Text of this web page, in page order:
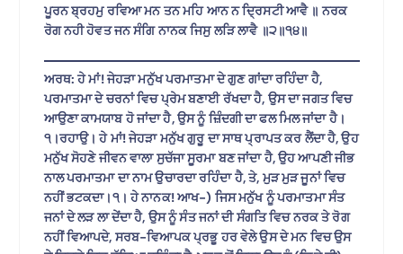
ਪੂਰਨ ਬ੍ਰਹਮੁ ਰਵਿਆ ਮਨ ਤਨ ਮਹਿ ਆਨ ਨ ਦ੍ਰਿਸਟੀ ਆਵੈ ॥ ਨਰਕ
ਰੋਗ ਨਹੀ ਹੋਵਤ ਜਨ ਸੰਗਿ ਨਾਨਕ ਜਿਸੁ ਲੜਿ ਲਾਵੈ ॥੨॥੧੪॥
ਅਰਥ: ਹੇ ਮਾਂ! ਜੇਹੜਾ ਮਨੁੱਖ ਪਰਮਾਤਮਾ ਦੇ ਗੁਣ ਗਾਂਦਾ ਰਹਿੰਦਾ ਹੈ,
ਪਰਮਾਤਮਾ ਦੇ ਚਰਨਾਂ ਵਿਚ ਪ੍ਰੇਮ ਬਣਾਈ ਰੱਖਦਾ ਹੈ, ਉਸ ਦਾ ਜਗਤ ਵਿਚ
ਆਉਣਾ ਕਾਮਯਾਬ ਹੋ ਜਾਂਦਾ ਹੈ, ਉਸ ਨੂੰ ਜ਼ਿੰਦਗੀ ਦਾ ਫਲ ਮਿਲ ਜਾਂਦਾ ਹੈ।
੧।ਰਹਾਉ। ਹੇ ਮਾਂ! ਜੇਹੜਾ ਮਨੁੱਖ ਗੁਰੂ ਦਾ ਸਾਥ ਪ੍ਰਾਪਤ ਕਰ ਲੈਂਦਾ ਹੈ, ਉਹ
ਮਨੁੱਖ ਸੋਹਣੇ ਜੀਵਨ ਵਾਲਾ ਸੁਚੱਜਾ ਸੂਰਮਾ ਬਣ ਜਾਂਦਾ ਹੈ, ਉਹ ਆਪਣੀ ਜੀਭ
ਨਾਲ ਪਰਮਾਤਮਾ ਦਾ ਨਾਮ ਉਚਾਰਦਾ ਰਹਿੰਦਾ ਹੈ, ਤੇ, ਮੁੜ ਮੁੜ ਜੂਨਾਂ ਵਿਚ
ਨਹੀਂ ਭਟਕਦਾ।੧। ਹੇ ਨਾਨਕ! ਆਖ-) ਜਿਸ ਮਨੁੱਖ ਨੂੰ ਪਰਮਾਤਮਾ ਸੰਤ
ਜਨਾਂ ਦੇ ਲੜ ਲਾ ਦੇਂਦਾ ਹੈ, ਉਸ ਨੂੰ ਸੰਤ ਜਨਾਂ ਦੀ ਸੰਗਤਿ ਵਿਚ ਨਰਕ ਤੇ ਰੋਗ
ਨਹੀਂ ਵਿਆਪਦੇ, ਸਰਬ-ਵਿਆਪਕ ਪ੍ਰਭੂ ਹਰ ਵੇਲੇ ਉਸ ਦੇ ਮਨ ਵਿਚ ਉਸ